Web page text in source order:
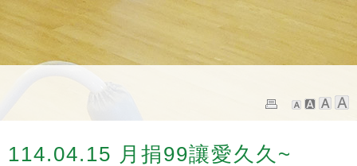
114.04.15 月捐99讓愛久久~